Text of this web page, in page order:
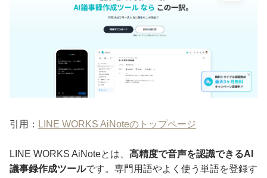
引用： LINE WORKS AiNoteのトップページ
LINE WORKS AiNoteとは、 高精度で音声を認識できるAI
議事録作成ツールです。専門用語やよく使う単語を登録す